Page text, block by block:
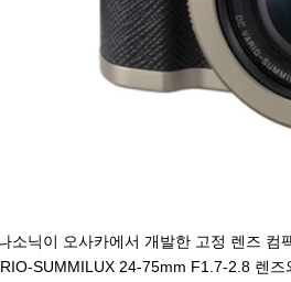
소닉이 오사카에서 개발한 고정 렌즈 컴
SUMMILUX 24-75mm F1.7-2.8 렌